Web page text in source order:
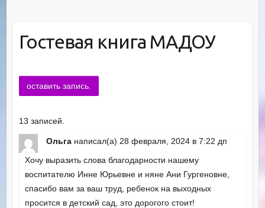
Гостевая книга МАДОУ
13 записей.
Ольга написал(а) 28 февраля, 2024 в 7:22 дп
Хочу выразить слова благодарности нашему
воспитателю Инне Юрьевне и няне Ани Гургеновне,
спасибо вам за ваш труд, ребенок на выходных
просится в детский сад, это дорогого стоит!